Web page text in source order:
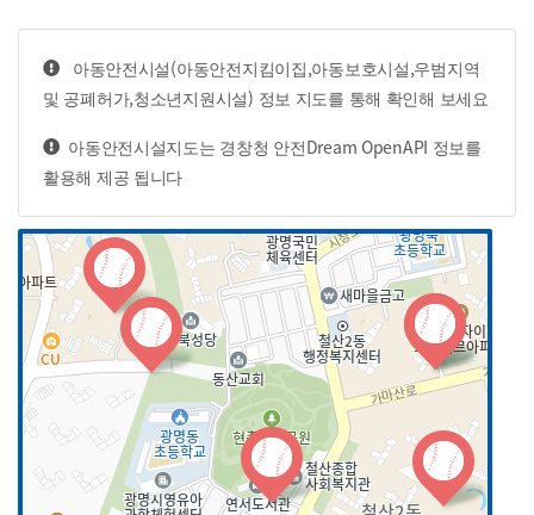
아동안전시설(아동안전지킴이집,아동보호시설,우범지역
및 공폐허가,청소년지원시설) 정보 지도를 통해 확인해 보세요
아동안전시설지도는 경창청 안전Dream OpenAPI 정보를
활용해 제공 됩니다